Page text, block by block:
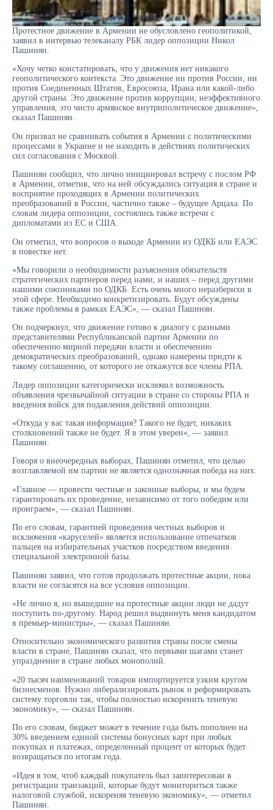
Протестное движение в Армении не обусловлено геополитикой,
заявил в интервью телеканалу РБК лидер оппозиции Никол
Пашинян.
«Хочу четко констатировать, что у движения нет никакого
геополитического контекста. Это движение ни против России, ни
против Соединенных Штатов, Евросоюза, Ирана или какой-либо
другой страны. Это движение против коррупции, неэффективного
управления, это чисто армянское внутриполитическое движение»,
сказал Пашинян.
Он призвал не сравнивать события в Армении с политическими
процессами в Украине и не находить в действиях политических
сил согласования с Москвой.
Пашинян сообщил, что лично инициировал встречу с послом РФ
в Армении, отметив, что на ней обсуждались ситуация в стране и
восприятие проходящих в Армении политических
преобразований в России, частично также – будущее Арцаха. По
словам лидера оппозиции, состоялись также встречи с
дипломатами из ЕС и США.
Он отметил, что вопросов о выходе Армении из ОДКБ или ЕАЭС
в повестке нет.
«Мы говорили о необходимости разъяснения обязательств
стратегических партнеров перед нами, и наших – перед другими
нашими союзниками по ОДКБ. Есть очень много неразберихи в
этой сфере. Необходимо конкретизировать. Будут обсуждены
также проблемы в рамках ЕАЭС», — сказал Пашинян.
Он подчеркнул, что движение готово к диалогу с разными
представителями Республиканской партии Армении по
обеспечению мирной передачи власти и обеспечению
демократических преобразований, однако намерены придти к
такому соглашению, от которого не откажутся все члены РПА.
Лидер оппозиции категорически исключил возможность
объявления чрезвычайной ситуации в стране со стороны РПА и
введения войск для подавления действий оппозиции.
«Откуда у вас такая информация? Такого не будет, никаких
столкновений также не будет. Я в этом уверен», — заявил
Пашинян.
Говоря о внеочередных выборах, Пашинян отметил, что целью
возглавляемой им партии не является однозначная победа на них.
«Главное — провести честные и законные выборы, и мы будем
гарантировать их проведение, независимо от того победим или
проиграем», — сказал Пашинян.
По его словам, гарантией проведения честных выборов и
исключения «каруселей» является использование отпечатков
пальцев на избирательных участков посредством введения
специальной электронной базы.
Пашинян заявил, что готов продолжать протестные акции, пока
власти не согласятся на все условия оппозиции.
«Не лично я, но вышедшие на протестные акции люди не дадут
поступить по-другому. Народ решил выдвинуть меня кандидатом
в премьер-министры», — сказал Пашинян.
Относительно экономического развития страны после смены
власти в стране, Пашинян сказал, что первыми шагами станет
упразднение в стране любых монополий.
«20 тысяч наименований товаров импортируется узким кругом
бизнесменов. Нужно либерализировать рынок и реформировать
систему торговли так, чтобы полностью искоренить теневую
экономику», — сказал Пашинян.
По его словам, бюджет может в течение года быть пополнен на
30% введением единой системы бонусных карт при любых
покупках и платежах, определенный процент от которых будет
возвращаться по итогам года.
«Идея в том, чтоб каждый покупатель был заинтересован в
регистрации транзакций, которые будут мониториться также
налоговой службой, искореняя теневую экономику», — отметил
Пашинян.